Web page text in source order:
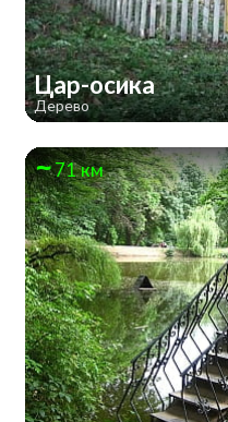
Цар-осика
Дерево
71 км